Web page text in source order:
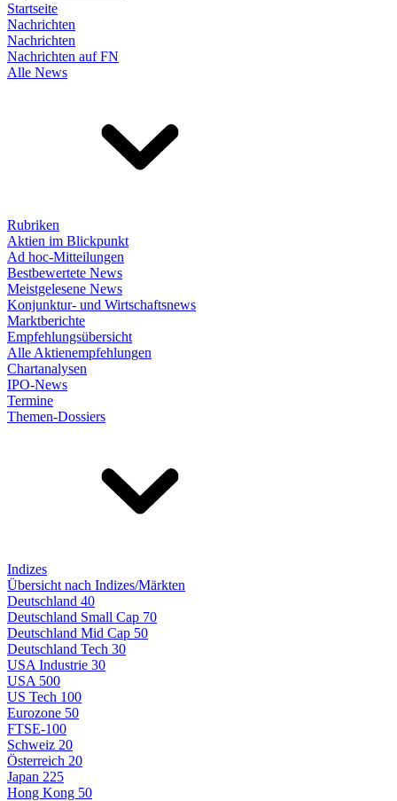
Startseite
Nachrichten
Nachrichten
Nachrichten auf FN
Alle News
Rubriken
Aktien im Blickpunkt
Ad hoc-Mitteilungen
Bestbewertete News
Meistgelesene News
Konjunktur- und Wirtschaftsnews
Marktberichte
Empfehlungsübersicht
Alle Aktienempfehlungen
Chartanalysen
IPO-News
Termine
Themen-Dossiers
Indizes
Übersicht nach Indizes/Märkten
Deutschland 40
Deutschland Small Cap 70
Deutschland Mid Cap 50
Deutschland Tech 30
USA Industrie 30
USA 500
US Tech 100
Eurozone 50
FTSE-100
Schweiz 20
Österreich 20
Japan 225
Hong Kong 50